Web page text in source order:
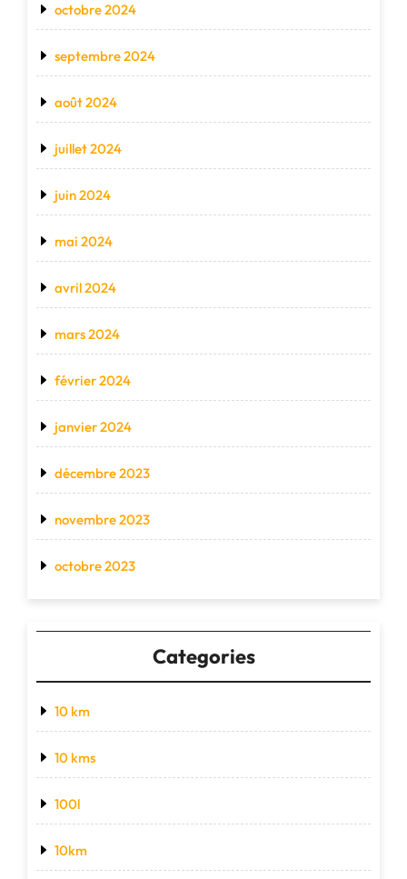
octobre 2024
septembre 2024
août 2024
juillet 2024
juin 2024
mai 2024
avril 2024
mars 2024
février 2024
janvier 2024
décembre 2023
novembre 2023
octobre 2023
Categories
10 km
10 kms
100l
10km